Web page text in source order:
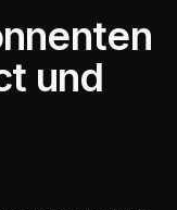
und